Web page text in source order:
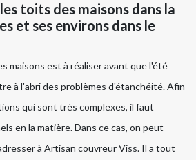
toits des maisons dans la
et ses environs dans le
maisons est à réaliser avant que l'été
à l'abri des problèmes d'étanchéité. Afin
qui sont très complexes, il faut
en la matière. Dans ce cas, on peut
à Artisan couvreur Viss. Il a tout